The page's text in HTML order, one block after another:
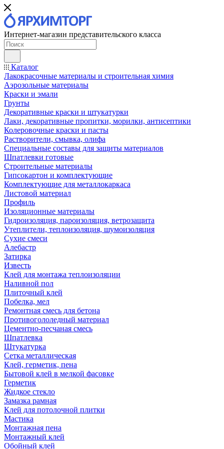
Интернет-магазин представительского класса
Каталог
Лакокрасочные материалы и строительная химия
Аэрозольные материалы
Краски и эмали
Грунты
Декоративные краски и штукатурки
Лаки, декоративные пропитки, морилки, антисептики
Колеровочные краски и пасты
Растворители, смывка, олифа
Специальные составы для защиты материалов
Шпатлевки готовые
Строительные материалы
Гипсокартон и комплектующие
Комплектующие для металлокаркаса
Листовой материал
Профиль
Изоляционные материалы
Гидроизоляция, пароизоляция, ветрозащита
Утеплители, теплоизоляция, шумоизоляция
Сухие смеси
Алебастр
Затирка
Известь
Клей для монтажа теплоизоляции
Наливной пол
Плиточный клей
Побелка, мел
Ремонтная смесь для бетона
Противогололедный материал
Цементно-песчаная смесь
Шпатлевка
Штукатурка
Сетка металлическая
Клей, герметик, пена
Бытовой клей в мелкой фасовке
Герметик
Жидкое стекло
Замазка рамная
Клей для потолочной плитки
Мастика
Монтажная пена
Монтажный клей
Обойный клей